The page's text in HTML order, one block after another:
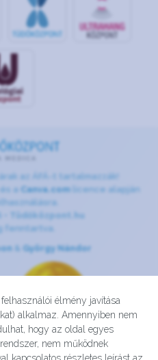
élmény javítása
alkalmaz. Amennyiben nem
hogy az oldal egyes
nem működnek
az ÁFÁ-t tartalmazzák!
és a Canva.com licence alapján
Tüdőközpont.hu
fenntartva.
& György Nándor